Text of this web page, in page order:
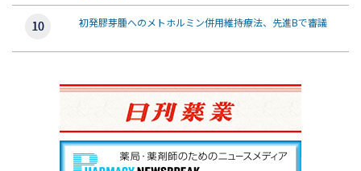
初発膠芽腫へのメトホルミン併用維持療法、先進Bで審議